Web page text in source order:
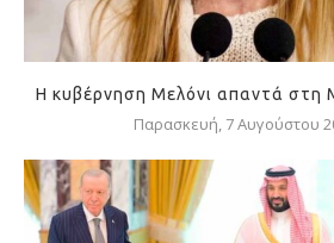
Η κυβέρνηση Μελόνι απαντά στη
Παρασκευή, 7 Αυγούστου